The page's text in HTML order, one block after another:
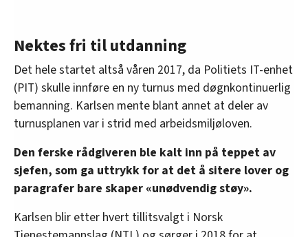
Nektes fri til utdanning
Det hele startet altså våren 2017, da Politiets IT-enhet
(PIT) skulle innføre en ny turnus med døgnkontinuerlig
bemanning. Karlsen mente blant annet at deler av
turnusplanen var i strid med arbeidsmiljøloven.
Den ferske rådgiveren ble kalt inn på teppet av
sjefen, som ga uttrykk for at det å sitere lover og
paragrafer bare skaper «unødvendig støy».
Karlsen blir etter hvert tillitsvalgt i Norsk